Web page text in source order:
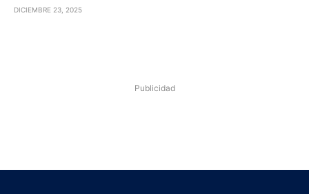
DICIEMBRE 23, 2025
Publicidad